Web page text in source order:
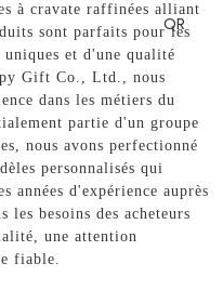
à cravate raffinées alliant
sont parfaits pour les
uniques et d'une qualité
Gift Co., Ltd., nous
dans les métiers du
partie d'un groupe
nous avons perfectionné
personnalisés qui
années d'expérience auprès
les besoins des acheteurs
une attention
fiable.